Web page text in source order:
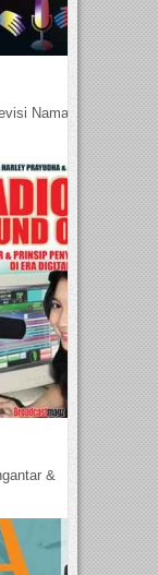
Nama
&